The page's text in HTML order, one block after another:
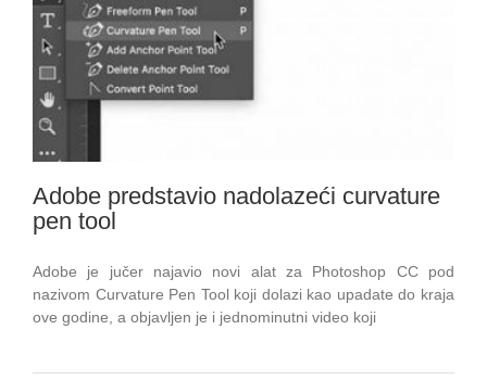
Adobe predstavio nadolazeći curvature
pen tool
Adobe je jučer najavio novi alat za Photoshop CC pod
nazivom Curvature Pen Tool koji dolazi kao upadate do kraja
ove godine, a objavljen je i jednominutni video koji